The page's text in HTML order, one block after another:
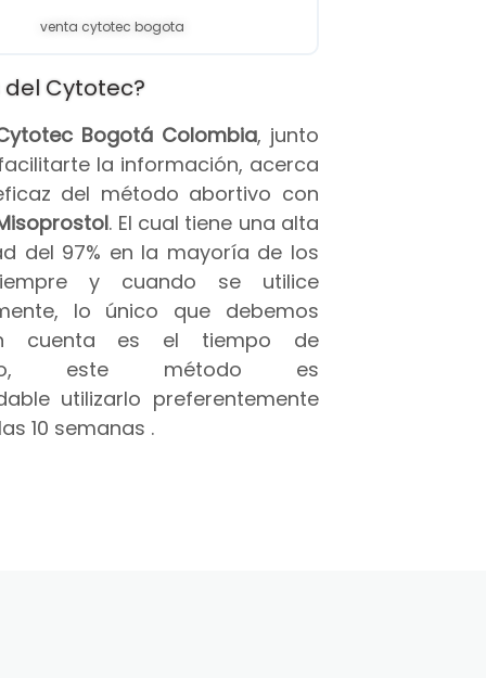
venta cytotec bogota
del Cytotec?
Bogotá Colombia, junto
la información, acerca
del método abortivo con
. El cual tiene una alta
del 97% en la mayoría de los
y cuando se utilice
lo único que debemos
cuenta es el tiempo de
este método es
utilizarlo preferentemente
10 semanas .